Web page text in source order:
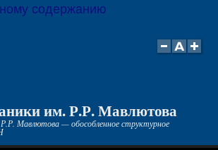
содержанию
им. Р.Р. Мавлютова
Мавлютова — обособленное структурное